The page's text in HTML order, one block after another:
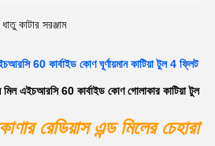
ধাতু কাটার সরঞ্জাম
60 কার্বাইড কোণ ঘূর্ণায়মান কাটিয়া টুল 4 ফ্লিট
মিল এইচআরসি 60 কার্বাইড কোণ গোলাকার কাটিয়া টুল
রেডিয়াস এন্ড মিলের চেহারা